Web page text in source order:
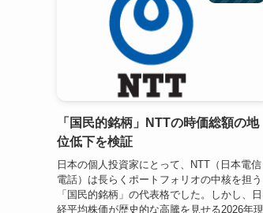
「国民的銘柄」NTTの時価総額の地
位低下を検証
日本の個人投資家にとって、NTT（日本電信
電話）は長らくポートフォリオの中核を担う
「国民的銘柄」の代表格でした。しかし、日
経平均株価が歴史的な高騰を見せる2026年現